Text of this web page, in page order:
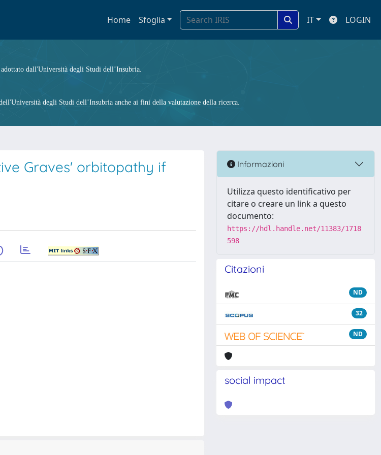
Home Sfoglia IT LOGIN
dall'Università degli Studi dell’Insubria.
degli Studi dell’Insubria anche ai fini della valutazione della ricerca.
Graves' orbitopathy if
Informazioni
Utilizza questo identificativo per
citare o creare un link a questo
documento:
https://hdl.handle.net/11383/1718
598
Citazioni
ND
32
ND
social impact